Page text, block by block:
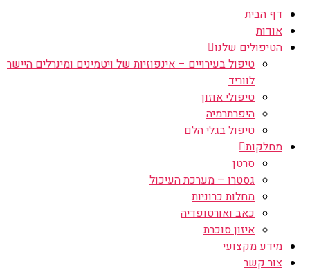
דף הבית
אודות
הטיפולים שלנו
טיפול בעירויים – אינפוזיות של ויטמינים ומינרלים היישר
לווריד
טיפולי אוזון
היפרתרמיה
טיפול בגלי הלם
מחלקות
סרטן
גסטרו – מערכת העיכול
מחלות כרוניות
כאב ואורטופדיה
איזון סוכרת
מידע מקצועי
צור קשר